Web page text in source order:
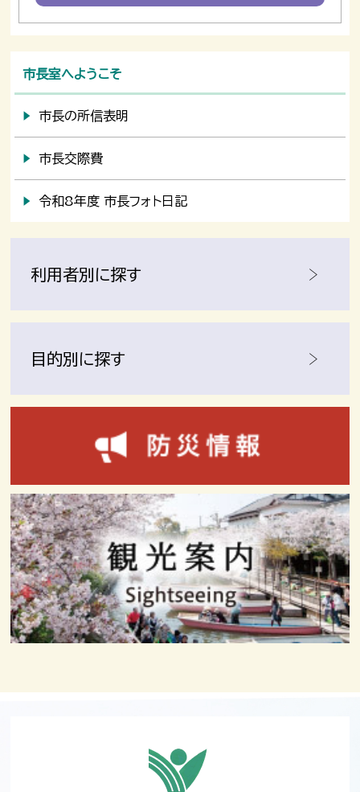
市長室へようこそ
市長の所信表明
市長交際費
令和8年度 市長フォト日記
利用者別に探す
目的別に探す